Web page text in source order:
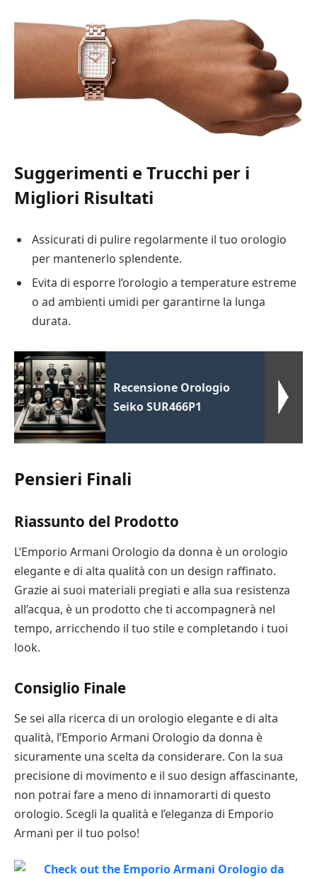
Suggerimenti e Trucchi per i
Migliori Risultati
Assicurati di pulire regolarmente il tuo orologio
per mantenerlo splendente.
Evita di esporre l’orologio a temperature estreme
o ad ambienti umidi per garantirne la lunga
durata.
Recensione Orologio
Seiko SUR466P1
Pensieri Finali
Riassunto del Prodotto
L’Emporio Armani Orologio da donna è un orologio
elegante e di alta qualità con un design raffinato.
Grazie ai suoi materiali pregiati e alla sua resistenza
all’acqua, è un prodotto che ti accompagnerà nel
tempo, arricchendo il tuo stile e completando i tuoi
look.
Consiglio Finale
Se sei alla ricerca di un orologio elegante e di alta
qualità, l’Emporio Armani Orologio da donna è
sicuramente una scelta da considerare. Con la sua
precisione di movimento e il suo design affascinante,
non potrai fare a meno di innamorarti di questo
orologio. Scegli la qualità e l’eleganza di Emporio
Armani per il tuo polso!